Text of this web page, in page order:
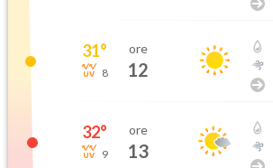
31°
8
ore
12
32°
9
ore
13